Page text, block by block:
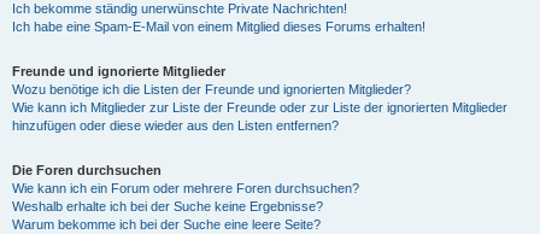
Ich bekomme ständig unerwünschte Private Nachrichten!
Ich habe eine Spam-E-Mail von einem Mitglied dieses Forums erhalten!
Freunde und ignorierte Mitglieder
Wozu benötige ich die Listen der Freunde und ignorierten Mitglieder?
Wie kann ich Mitglieder zur Liste der Freunde oder zur Liste der ignorierten Mitglieder
hinzufügen oder diese wieder aus den Listen entfernen?
Die Foren durchsuchen
Wie kann ich ein Forum oder mehrere Foren durchsuchen?
Weshalb erhalte ich bei der Suche keine Ergebnisse?
Warum bekomme ich bei der Suche eine leere Seite?